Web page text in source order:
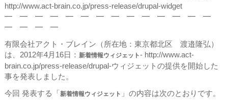
http://www.act-brain.co.jp/press-release/drupal-widget
━ ━ ━ ━ ━ ━ ━ ━ ━ ━ ━ ━ ━ ━
━ ━ ━ ━
有限会社アクト・ブレイン（所在地：東京都北区 渡邉隆弘）
は、2012年4月16日： 新着情報ウィジェット- http://www.act-
brain.co.jp/press-release/drupal-ウィジェットの提供を開始した
事を発表しました。
今回 発表する「 新着情報ウィジェット 」の内容は次のとおりです。